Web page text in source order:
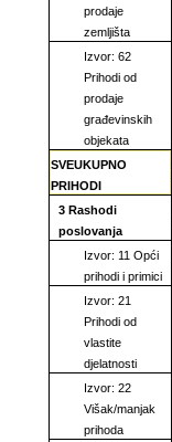
prodaje
zemljišta
Izvor: 62
Prihodi od
prodaje
građevinskih
objekata
SVEUKUPNO
PRIHODI
3 Rashodi
poslovanja
Izvor: 11 Opći
prihodi i primici
Izvor: 21
Prihodi od
vlastite
djelatnosti
Izvor: 22
Višak/manjak
prihoda